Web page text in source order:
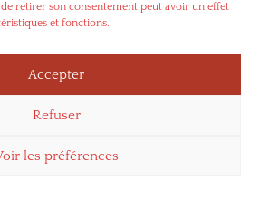
retirer son consentement peut avoir un effet
et fonctions.
Accepter
Refuser
les préférences